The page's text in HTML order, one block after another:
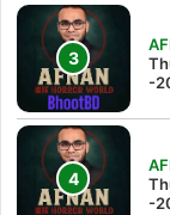
-
-